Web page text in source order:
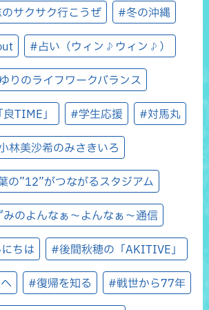
サクサク行こうぜ #冬の沖縄
#占い（ウィン♪ウィン♪）
りのライフワークバランス
TIME」 #学生応援 #対馬丸
林美沙希のみさきいろ
の”12”がつながるスタジアム
のよんなぁ～よんなぁ～通信
ちは #後間秋穂の「AKITIVE」
#復帰を知る #戦世から77年